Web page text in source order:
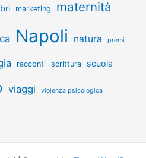
marketing maternità
Napoli natura premi
racconti scrittura scuola
viaggi violenza psicologica